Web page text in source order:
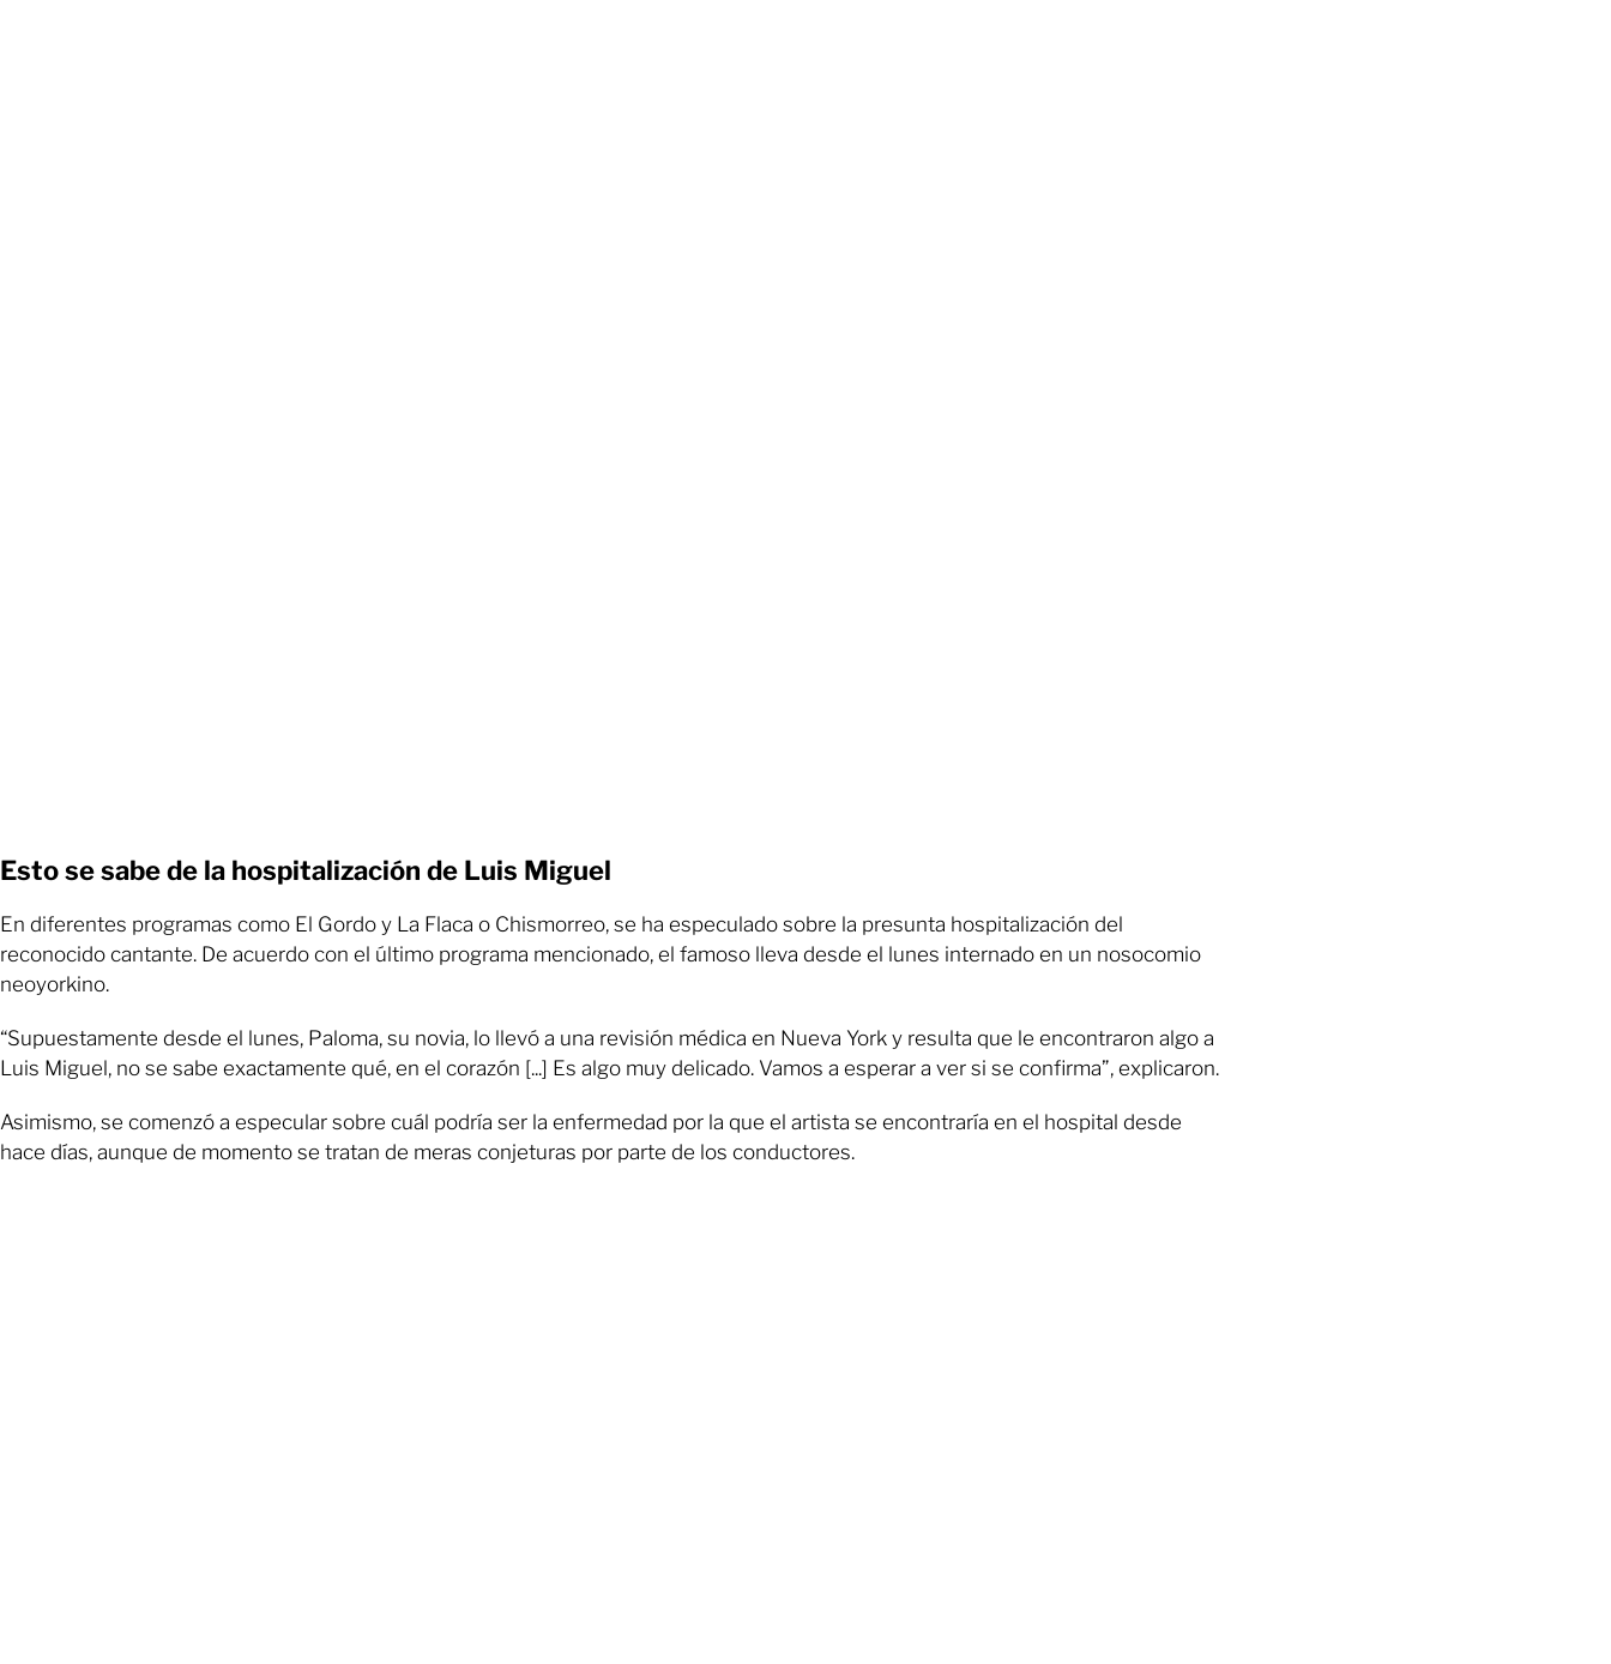
Esto se sabe de la hospitalización de Luis Miguel
En diferentes programas como El Gordo y La Flaca o Chismorreo, se ha especulado sobre la presunta hospitalización del
reconocido cantante. De acuerdo con el último programa mencionado, el famoso lleva desde el lunes internado en un nosocomio
neoyorkino.
“Supuestamente desde el lunes, Paloma, su novia, lo llevó a una revisión médica en Nueva York y resulta que le encontraron algo a
Luis Miguel, no se sabe exactamente qué, en el corazón [...] Es algo muy delicado. Vamos a esperar a ver si se confirma”, explicaron.
Asimismo, se comenzó a especular sobre cuál podría ser la enfermedad por la que el artista se encontraría en el hospital desde
hace días, aunque de momento se tratan de meras conjeturas por parte de los conductores.